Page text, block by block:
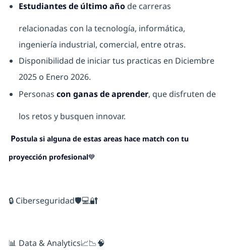
Estudiantes de último añode carreras
relacionadas con la tecnología, informática,
ingeniería industrial, comercial, entre otras.
Disponibilidad de iniciar tus practicas en Diciembre
2025 o Enero 2026.
Personas con ganas de aprender, que disfruten de
los retos y busquen innovar.
Postula si alguna de estas areas hace match con tu
proyección profesional💙
🔒 Ciberseguridad🛡️💻🔐
📊 Data & Analytics📈📉🧠